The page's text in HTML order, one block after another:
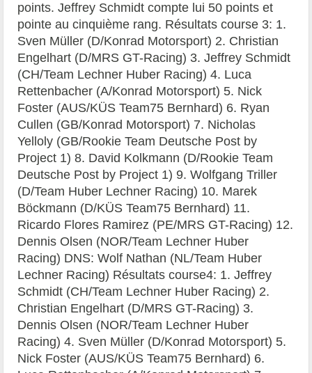
points. Jeffrey Schmidt compte lui 50 points et
pointe au cinquième rang. Résultats course 3: 1.
Sven Müller (D/Konrad Motorsport) 2. Christian
Engelhart (D/MRS GT-Racing) 3. Jeffrey Schmidt
(CH/Team Lechner Huber Racing) 4. Luca
Rettenbacher (A/Konrad Motorsport) 5. Nick
Foster (AUS/KÜS Team75 Bernhard) 6. Ryan
Cullen (GB/Konrad Motorsport) 7. Nicholas
Yelloly (GB/Rookie Team Deutsche Post by
Project 1) 8. David Kolkmann (D/Rookie Team
Deutsche Post by Project 1) 9. Wolfgang Triller
(D/Team Huber Lechner Racing) 10. Marek
Böckmann (D/KÜS Team75 Bernhard) 11.
Ricardo Flores Ramirez (PE/MRS GT-Racing) 12.
Dennis Olsen (NOR/Team Lechner Huber
Racing) DNS: Wolf Nathan (NL/Team Huber
Lechner Racing) Résultats course4: 1. Jeffrey
Schmidt (CH/Team Lechner Huber Racing) 2.
Christian Engelhart (D/MRS GT-Racing) 3.
Dennis Olsen (NOR/Team Lechner Huber
Racing) 4. Sven Müller (D/Konrad Motorsport) 5.
Nick Foster (AUS/KÜS Team75 Bernhard) 6.